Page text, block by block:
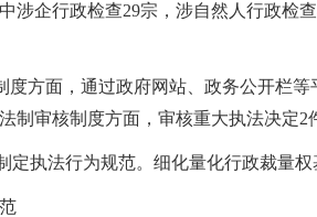
涉企行政检查29宗，涉自然人行政
度方面，通过政府网站、政务公开栏
制审核制度方面，审核重大执法决定2
定执法行为规范。细化量化行政裁量